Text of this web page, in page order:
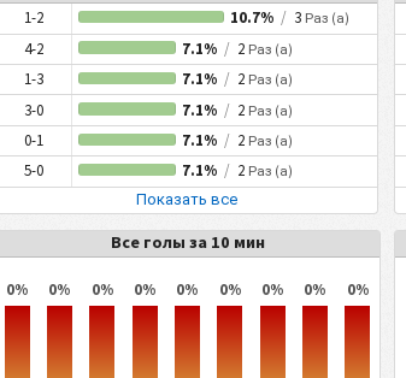
1-2 10.7% / 3 Раз (а)
4-2 7.1% /2 Раз (а)
1-3 7.1% /2 Раз (а)
3-0 7.1% /2 Раз (а)
0-1 7.1% /2 Раз (а)
5-0 7.1% /2 Раз (а)
Показать все
Все голы за 10 мин
0% 0% 0% 0% 0% 0% 0% 0% 0%